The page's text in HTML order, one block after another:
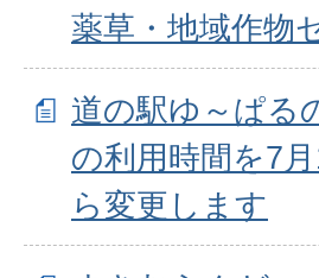
薬草・地域作物
道の駅ゆ～ぱる
の利用時間を7
ら変更します